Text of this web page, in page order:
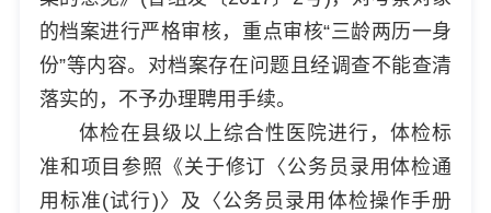
的档案进行严格审核，重点审核“三龄两历一身
份”等内容。对档案存在问题且经调查不能查清
落实的，不予办理聘用手续。
体检在县级以上综合性医院进行，体检标
准和项目参照《关于修订〈公务员录用体检通
用标准(试行)〉及〈公务员录用体检操作手册